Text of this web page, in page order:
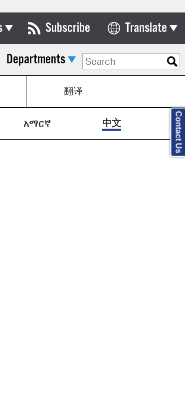
Council
List
Portal
Subscribe Translate
Select Language
Departments
翻译
አማርኛ 中文 Contact Us